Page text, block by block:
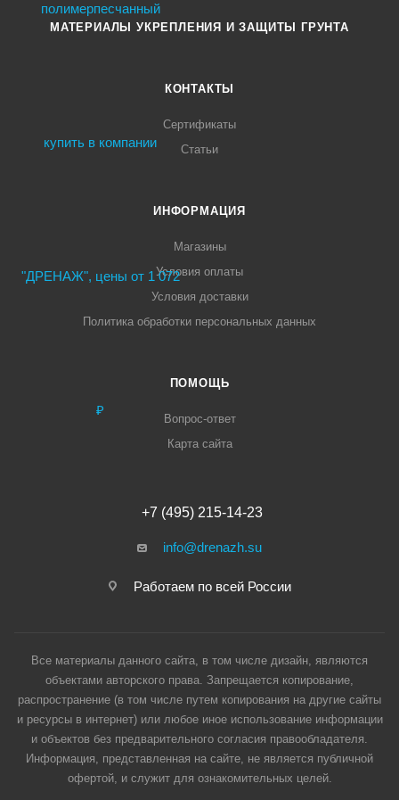
МАТЕРИАЛЫ УКРЕПЛЕНИЯ И ЗАЩИТЫ ГРУНТА
КОНТАКТЫ
Сертификаты
Статьи
ИНФОРМАЦИЯ
Магазины
Условия оплаты
Условия доставки
Политика обработки персональных данных
ПОМОЩЬ
Вопрос-ответ
Карта сайта
+7 (495) 215-14-23
info@drenazh.su
Работаем по всей России
Все материалы данного сайта, в том числе дизайн, являются
объектами авторского права. Запрещается копирование,
распространение (в том числе путем копирования на другие сайты
и ресурсы в интернет) или любое иное использование информации
и объектов без предварительного согласия правообладателя.
Информация, представленная на сайте, не является публичной
офертой, и служит для ознакомительных целей.